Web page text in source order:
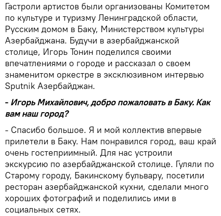
Гастроли артистов были организованы Комитетом
по культуре и туризму Ленинградской области,
Русским домом в Баку, Министерством культуры
Азербайджана. Будучи в азербайджанской
столице, Игорь Тонин поделился своими
впечатлениями о городе и рассказал о своем
знаменитом оркестре в эксклюзивном интервью
Sputnik Азербайджан.
- Игорь Михайлович, добро пожаловать в Баку. Как
вам наш город?
- Спасибо большое. Я и мой коллектив впервые
прилетели в Баку. Нам понравился город, ваш край
очень гостеприимный. Для нас устроили
экскурсию по азербайджанской столице. Гуляли по
Старому городу, Бакинскому бульвару, посетили
ресторан азербайджанской кухни, сделали много
хороших фотографий и поделились ими в
социальных сетях.